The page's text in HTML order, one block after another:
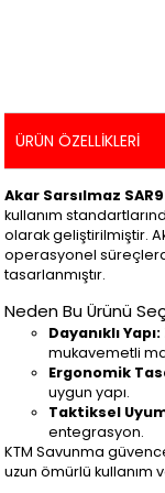
ÜRÜN ÖZELLIKLERI
Akar Sarsılmaz
kullanım
olarak geliştirilmiştir.
operasyonel
tasarlanmıştır.
Neden Bu Ürünü
Dayanıklı Yapı:
mukavemetli
Ergonomik
uygun yapı.
Taktiksel
entegrasyon.
KTM Savunma
uzun ömürlü kullanım